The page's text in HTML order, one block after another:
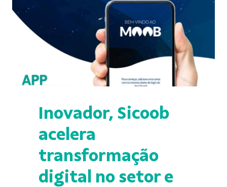
Inovador, Sicoob
acelera
transformação
digital no setor e